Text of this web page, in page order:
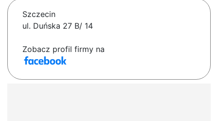
Szczecin
ul. Duńska 27 B/ 14
Zobacz profil firmy na